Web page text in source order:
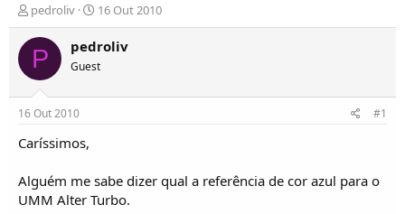
I
n
i
i
d
o
r
T
ó
pedroliv
D
a
t
d
o
16 Out 2010
P pedroliv
Guest
16 Out 2010 #1
Caríssimos,
Alguém me sabe dizer qual a referência de cor azul para o
UMM Alter Turbo.